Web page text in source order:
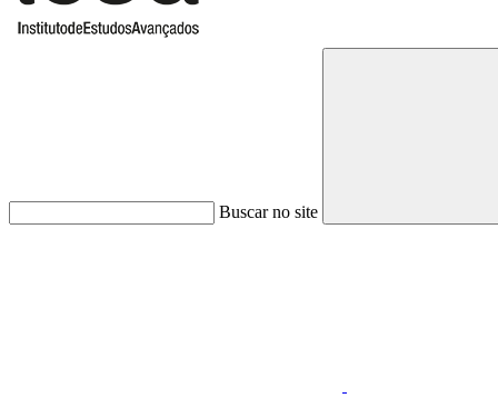
Buscar no site